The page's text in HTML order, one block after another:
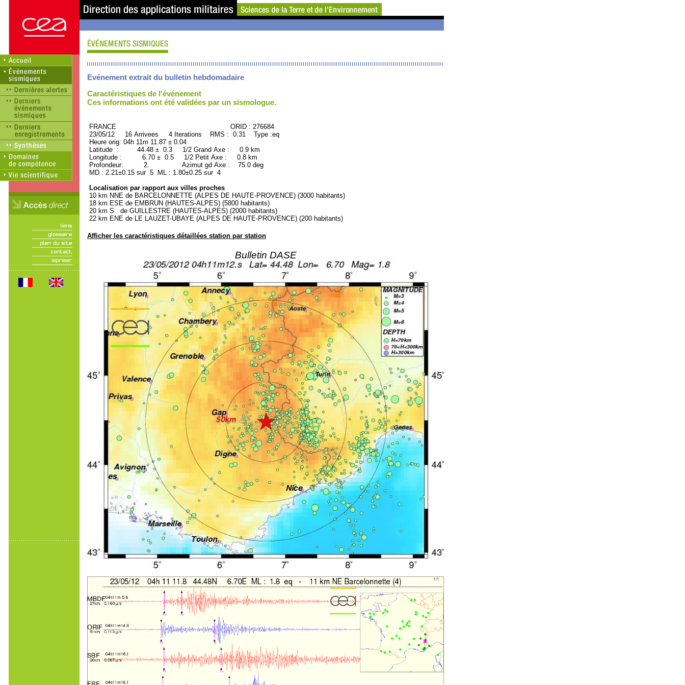
Evénement extrait du bulletin hebdomadaire
Caractéristiques de l'événement
Ces informations ont été validées par un sismologue.
FRANCE ORID : 276684
23/05/12 16 Arrivees 4 Iterations RMS : 0.31 Type :eq
Heure orig: 04h 11m 11.87 ± 0.04
Latitude : 44.48 ± 0.3 1/2 Grand Axe : 0.9 km
Longitude : 6.70 ± 0.5 1/2 Petit Axe : 0.8 km
Profondeur: 2. Azimut gd Axe : 75.0 deg
MD : 2.21±0.15 sur 5 ML : 1.80±0.25 sur 4
Localisation par rapport aux villes proches
10 km NNE de BARCELONNETTE (ALPES DE HAUTE-PROVENCE) (3000 habitants)
18 km ESE de EMBRUN (HAUTES-ALPES) (5800 habitants)
20 km S de GUILLESTRE (HAUTES-ALPES) (2000 habitants)
22 km ENE de LE LAUZET-UBAYE (ALPES DE HAUTE-PROVENCE) (200 habitants)
Afficher les caractéristiques détaillées station par station
Bulletin DASE